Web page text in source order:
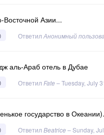
Азии...
Ответил Анонимный
аль-Араб отель в Дубае
Ответил Fate–Tuesday, July
государство в Океании).
Ответил Beatrice–Sunday,